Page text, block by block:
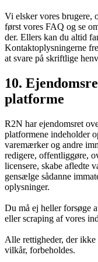
Vi elsker vores brugere,
først vores FAQ og se
der. Ellers kan du altid
Kontaktoplysningerne
at svare på skriftlige
10.
platforme
R2N har ejendomsret
platformene indeholder
varemærker og andre
redigere, offentliggøre,
licensere, skabe afledte
gensælge sådanne
oplysninger.
Du må ej heller forsøge
eller scraping af vores
Alle rettigheder, der
vilkår, forbeholdes.